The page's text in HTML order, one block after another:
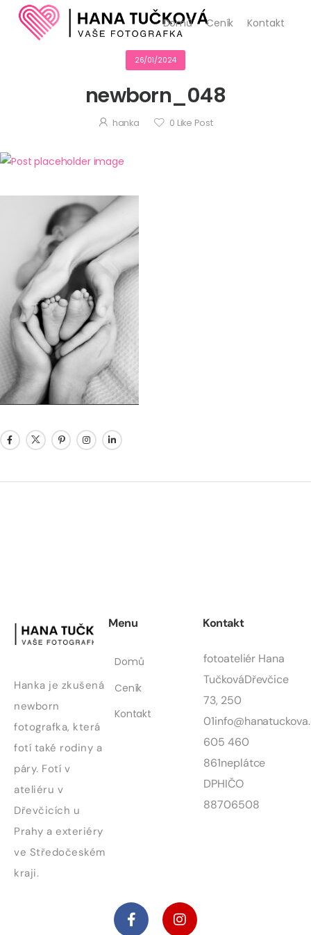
Domů Ceník Kontakt
26/01/2024
newborn_048
hanka 0 Like Post
Hanka je zkušená
newborn
fotografka, která
fotí také rodiny a
páry. Fotí v
ateliéru v
Dřevčicích u
Prahy a exteriéry
ve Středočeském
kraji.
Menu
Domů
Ceník
Kontakt
Kontakt
fotoateliér Hana
TučkováDřevčice
73, 250
01
605 460
861neplátce
DPHIČO
88706508